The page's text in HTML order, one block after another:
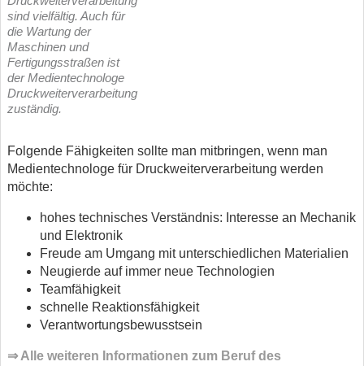
sind vielfältig. Auch für
die Wartung der
Maschinen und
Fertigungsstraßen ist
der Medientechnologe
Druckweiterverarbeitung
zuständig.
Folgende Fähigkeiten sollte man mitbringen, wenn man
Medientechnologe für Druckweiterverarbeitung werden
möchte:
hohes technisches Verständnis: Interesse an Mechanik
und Elektronik
Freude am Umgang mit unterschiedlichen Materialien
Neugierde auf immer neue Technologien
Teamfähigkeit
schnelle Reaktionsfähigkeit
Verantwortungsbewusstsein
⇒ Alle weiteren Informationen zum Beruf des